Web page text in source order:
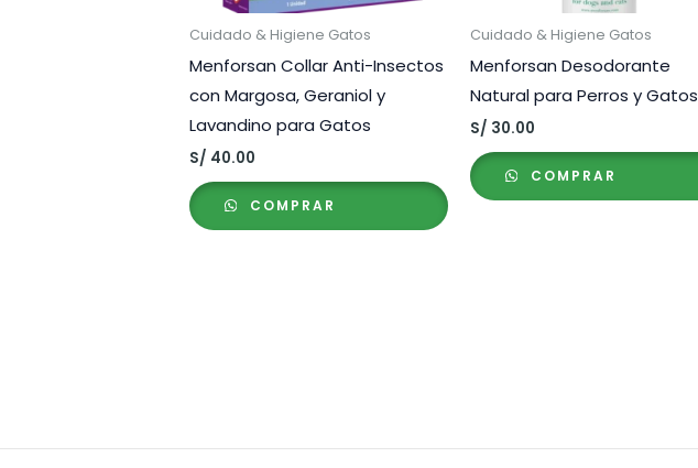
Cuidado & Higiene Gatos
Menforsan Collar Anti-Insectos
con Margosa, Geraniol y
Lavandino para Gatos
S/ 40.00
COMPRAR
Cuidado & Higiene Gatos
Menforsan Desodorante
Natural para Perros y Gatos
S/ 30.00
COMPRAR